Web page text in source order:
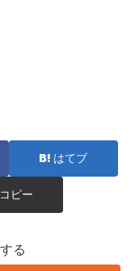
はてブ
コピー
る